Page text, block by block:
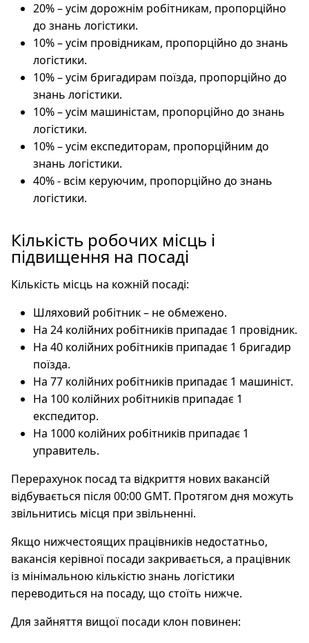
20% – усім дорожнім робітникам, пропорційно
до знань логістики.
10% – усім провідникам, пропорційно до знань
логістики.
10% – усім бригадирам поїзда, пропорційно до
знань логістики.
10% – усім машиністам, пропорційно до знань
логістики.
10% – усім експедиторам, пропорційним до
знань логістики.
40% - всім керуючим, пропорційно до знань
логістики.
Кількість робочих місць і
підвищення на посаді
Кількість місць на кожній посаді:
Шляховий робітник – не обмежено.
На 24 колійних робітників припадає 1 провідник.
На 40 колійних робітників припадає 1 бригадир
поїзда.
На 77 колійних робітників припадає 1 машиніст.
На 100 колійних робітників припадає 1
експедитор.
На 1000 колійних робітників припадає 1
управитель.
Перерахунок посад та відкриття нових вакансій
відбувається після 00:00 GMT. Протягом дня можуть
звільнитись місця при звільненні.
Якщо нижчестоящих працівників недостатньо,
вакансія керівної посади закривається, а працівник
із мінімальною кількістю знань логістики
переводиться на посаду, що стоїть нижче.
Для зайняття вищої посади клон повинен: